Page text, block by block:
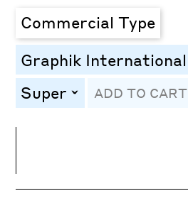
Commercial Type
Graphik International
Super toggleADD TO CART